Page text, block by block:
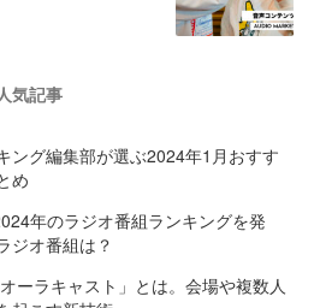
気記事
ング編集部が選ぶ2024年1月おすす
め
年のラジオ番組ランキングを発
ジオ番組は？
ーラキャスト」とは。会場や複数人